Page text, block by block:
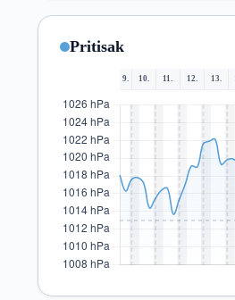
Pritisak
9. 10. 11. 12. 13.